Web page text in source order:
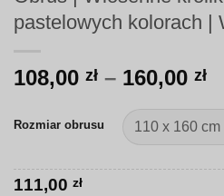
pastelowych kolorach |
108,00 zł – 160,00 zł
od
Rozmiar obrusu
111,00 zł